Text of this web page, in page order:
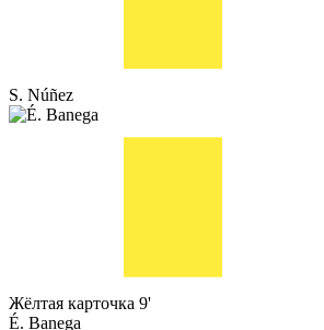
S. Núñez
Жёлтая карточка 9'
É. Banega